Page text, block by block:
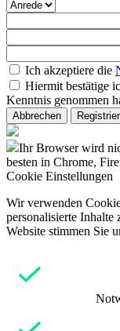
Ich akzeptiere die
Hiermit bestätige
Kenntnis genommen
Abbrechen
Ihr Browser wird
besten in Chrome,
Cookie Einstellungen
Wir verwenden
personalisierte
Website stimmen Sie